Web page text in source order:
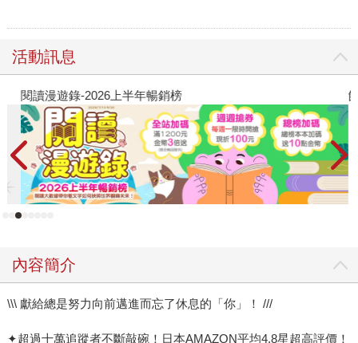
活動訊息
閱讀漫遊錄-2026上半年暢銷榜
內容簡介
\\\ 獻給總是努力向前邁進而忘了休息的「你」！ ///
✦超過十萬追蹤者不斷敲碗！日本AMAZON平均4.8星超高評價！